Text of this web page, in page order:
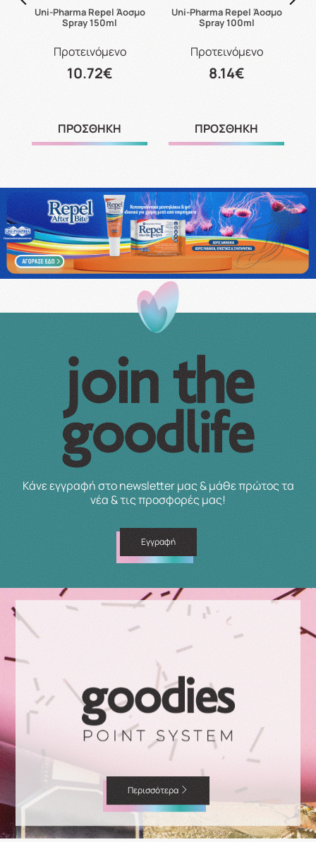
Uni-Pharma Repel Άοσμο
Spray 150ml
Προτεινόμενο
10.72€
ΠΡΟΣΘΗΚΗ
Uni-Pharma Repel Άοσμο
Spray 100ml
Προτεινόμενο
8.14€
ΠΡΟΣΘΗΚΗ
Κάνε εγγραφή στο newsletter μας & μάθε πρώτος τα
νέα & τις προσφορές μας!
Εγγραφή
Περισσότερα